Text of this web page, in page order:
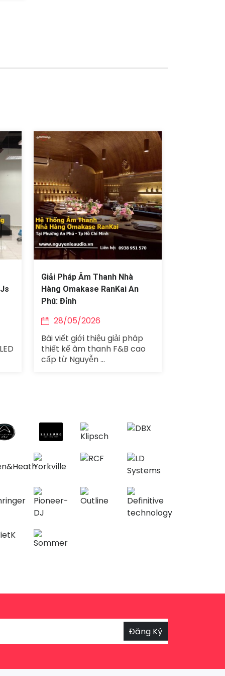
Giải Pháp Âm Thanh Nhà
Hàng Omakase RanKai An
Phú: Đỉnh
28/05/2026
Bài viết giới thiệu giải pháp
thiết kế âm thanh F&B cao
cấp từ Nguyễn ...
Đăng Ký